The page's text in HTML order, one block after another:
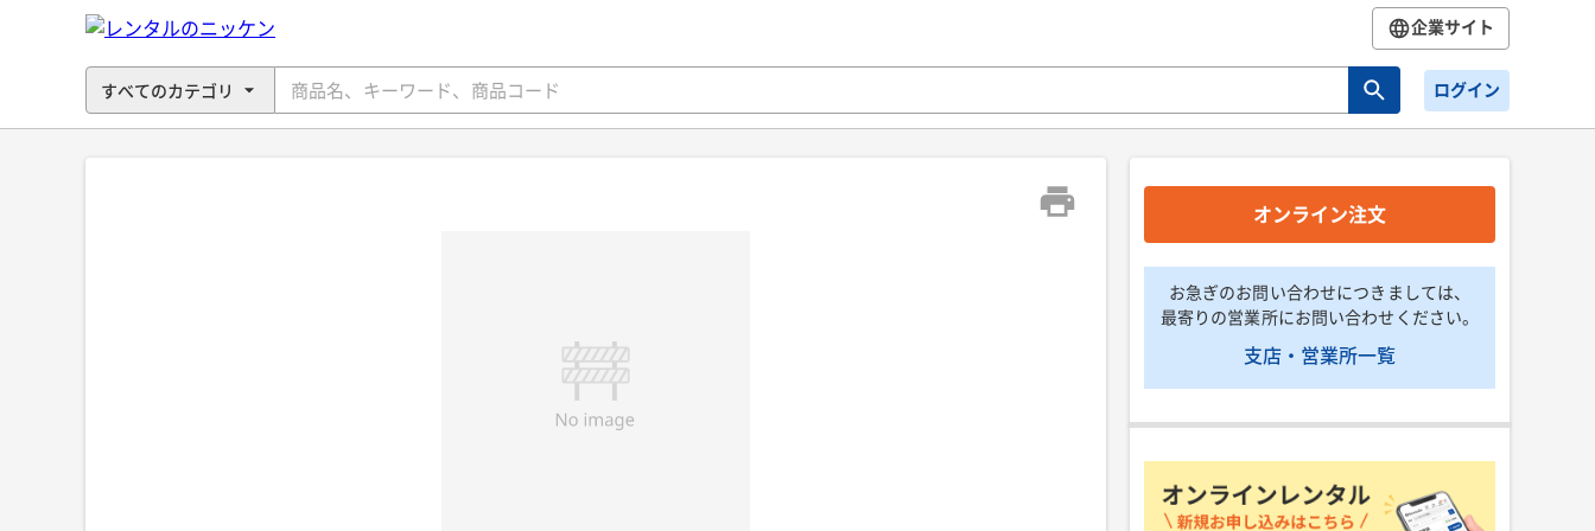
企業サイト
ログイン
オンライン注文
お急ぎのお問い合わせにつきましては、
最寄りの営業所にお問い合わせください。
支店・営業所一覧